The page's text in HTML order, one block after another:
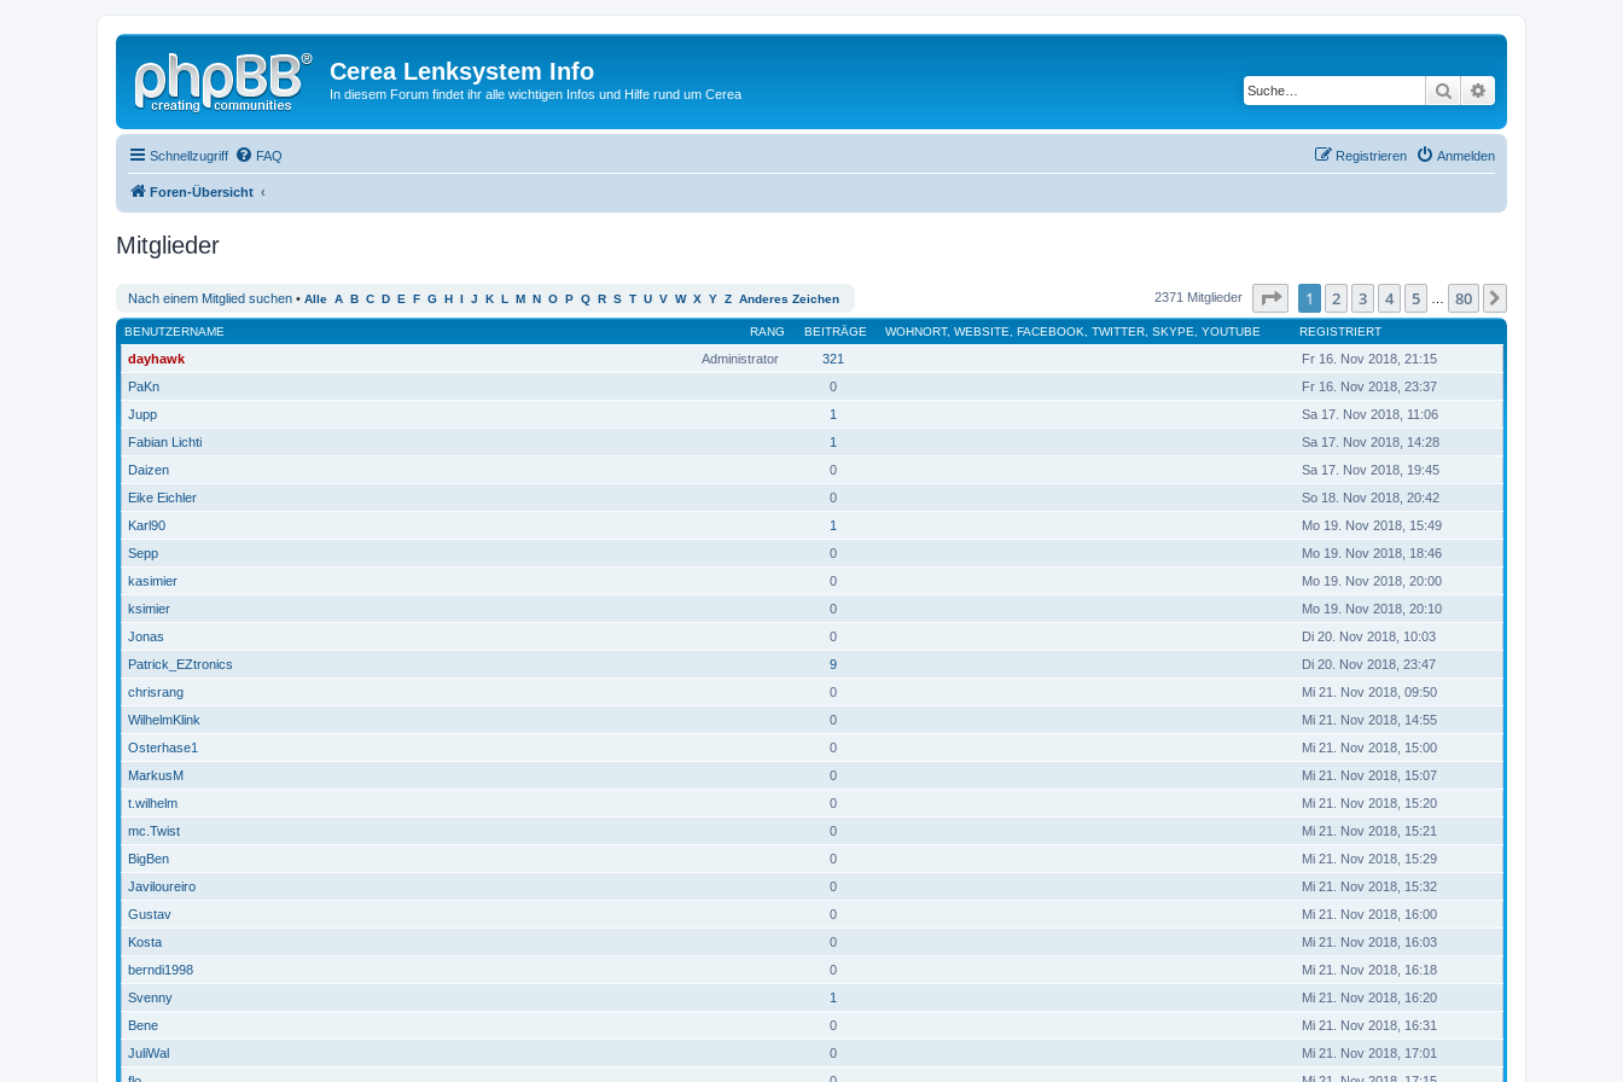
Cerea Lenksystem Info
In diesem Forum findet ihr alle wichtigen Infos und Hilfe rund um Cerea Suche
Schnellzugriff FAQ Anmelden
Registrieren
Foren-Übersicht
Mitglieder
Nach einem Mitglied suchen • Alle A B C D E F G H I J K L M N O P Q R S T U V W X Y Z Anderes Zeichen 2371 Mitglieder Seite von80
1 2 3 4 5 80
RANG
BENUTZERNAME BEITRÄGE WOHNORT, WEBSITE, FACEBOOK, TWITTER, SKYPE, YOUTUBE REGISTRIERT
Administrator
dayhawk 321
Fr 16. Nov 2018, 21:15
PaKn
0
Fr 16. Nov 2018, 23:37
Jupp
1
Sa 17. Nov 2018, 11:06
Fabian Lichti
1
Sa 17. Nov 2018, 14:28
Daizen
0
Sa 17. Nov 2018, 19:45
Eike Eichler
0
So 18. Nov 2018, 20:42
Karl90
1
Mo 19. Nov 2018, 15:49
Sepp
0
Mo 19. Nov 2018, 18:46
kasimier
0
Mo 19. Nov 2018, 20:00
ksimier
0
Mo 19. Nov 2018, 20:10
Jonas
0
Di 20. Nov 2018, 10:03
Patrick_EZtronics
9
Di 20. Nov 2018, 23:47
chrisrang
0
Mi 21. Nov 2018, 09:50
WilhelmKlink
0
Mi 21. Nov 2018, 14:55
Osterhase1
0
Mi 21. Nov 2018, 15:00
MarkusM
0
Mi 21. Nov 2018, 15:07
t.wilhelm
0
Mi 21. Nov 2018, 15:20
mc.Twist
0
Mi 21. Nov 2018, 15:21
BigBen
0
Mi 21. Nov 2018, 15:29
Javiloureiro
0
Mi 21. Nov 2018, 15:32
Gustav
0
Mi 21. Nov 2018, 16:00
Kosta
0
Mi 21. Nov 2018, 16:03
berndi1998
0
Mi 21. Nov 2018, 16:18
Svenny
1
Mi 21. Nov 2018, 16:20
Bene
0
Mi 21. Nov 2018, 16:31
JuliWal
0
Mi 21. Nov 2018, 17:01